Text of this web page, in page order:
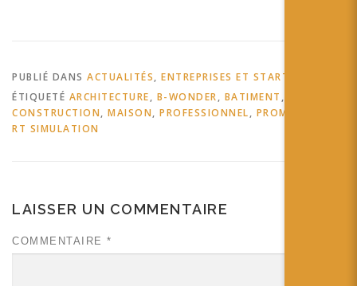
manière quasi réelle et
permet d’en découvrir
l’architecture et les…
PUBLIÉ DANS ACTUALITÉS, ENTREPRISES ET STARTUPS
ÉTIQUETÉ ARCHITECTURE, B-WONDER, BATIMENT ,
CONSTRUCTION, MAISON, PROFESSIONNEL, PROMOTEUR
RT SIMULATION
LAISSER UN COMMENTAIRE
COMMENTAIRE *